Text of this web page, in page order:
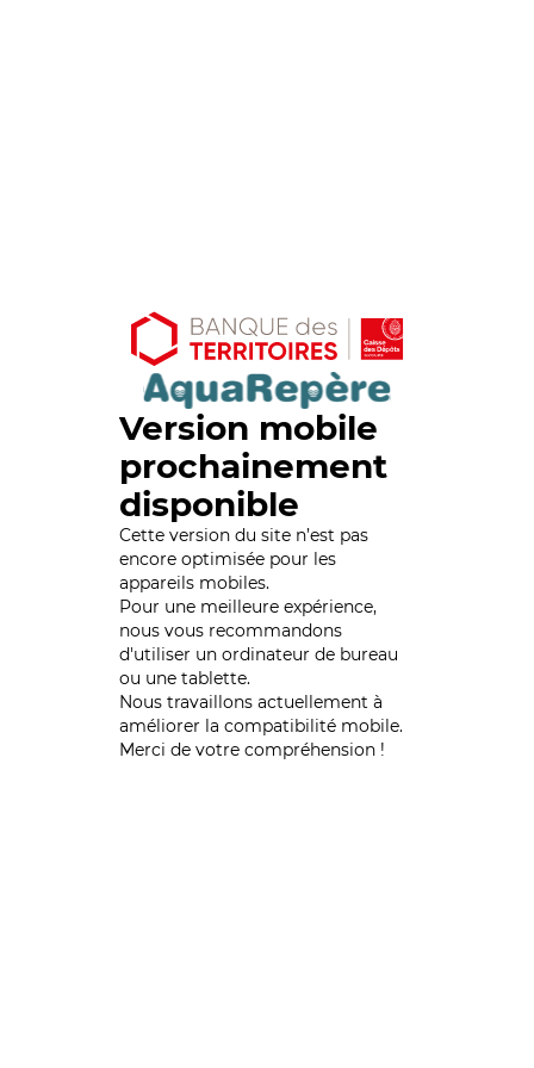
Version mobile
prochainement
disponible
Cette version du site n’est pas
encore optimisée pour les
appareils mobiles.
Pour une meilleure expérience,
nous vous recommandons
d'utiliser un ordinateur de bureau
ou une tablette.
Nous travaillons actuellement à
améliorer la compatibilité mobile.
Merci de votre compréhension !